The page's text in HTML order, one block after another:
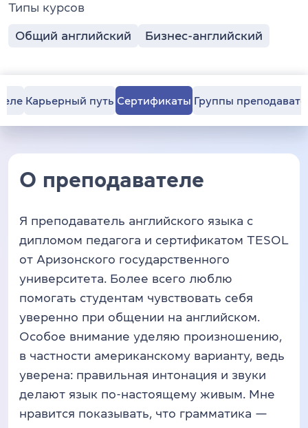
Типы курсов
Общий английский Бизнес-английский
Карьерный путь Сертификаты Группы
О преподавателе
Я преподаватель английского языка с
дипломом педагога и сертификатом TESOL
от Аризонского государственного
университета. Более всего люблю
помогать студентам чувствовать себя
уверенно при общении на английском.
Особое внимание уделяю произношению,
в частности американскому варианту, ведь
уверена: правильная интонация и звуки
делают язык по-настоящему живым. Мне
нравится показывать, что грамматика —